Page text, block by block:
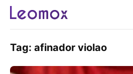
Tag: afinador violao